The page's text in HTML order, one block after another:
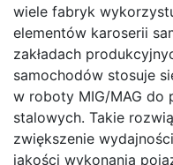
wiele fabryk
elementów karoserii
zakładach
samochodów stosuje
w roboty MIG/MAG do
stalowych. Takie
zwiększenie
jakości wykonania